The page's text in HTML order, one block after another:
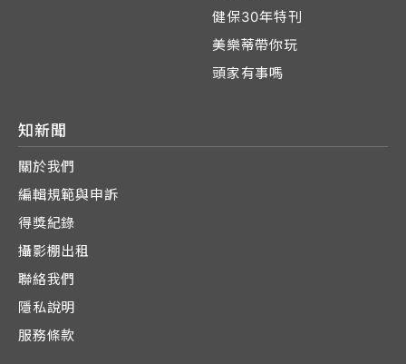
健保30年特刊
美樂蒂帶你玩
頭家有事嗎
知新聞
關於我們
編輯規範與申訴
得獎紀錄
攝影棚出租
聯絡我們
隱私說明
服務條款